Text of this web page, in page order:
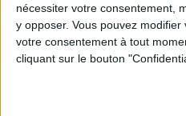
nécessiter votre consentement,
y opposer. Vous pouvez
votre consentement à tout
cliquant sur le bouton
Peut-on remplacer la
Consultation